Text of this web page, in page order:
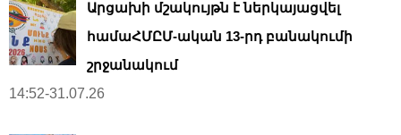
Արցախի մշակույթն է ներկայացվել
համաՀՄԸՄ-ական 13-րդ բանակումի
շրջանակում
14:52-31.07.26